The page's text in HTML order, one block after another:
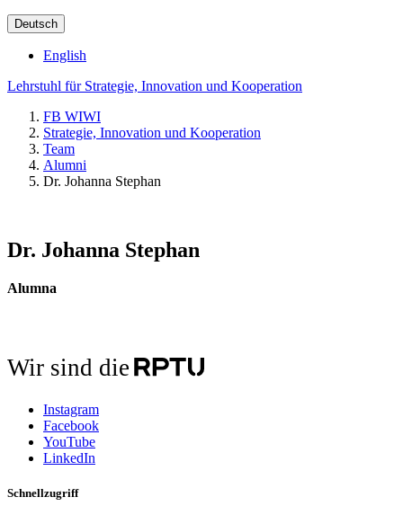
Deutsch
English
Lehrstuhl für Strategie, Innovation und Kooperation
FB WIWI
Strategie, Innovation und Kooperation
Team
Alumni
Dr. Johanna Stephan
Dr. Johanna Stephan
Alumna
Wir sind die
Instagram
Facebook
YouTube
LinkedIn
Schnellzugriff